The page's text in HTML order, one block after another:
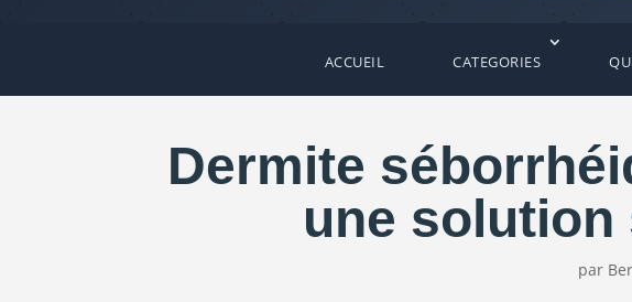
ACCUEIL CATEGORIES
Dermite
une solution
par